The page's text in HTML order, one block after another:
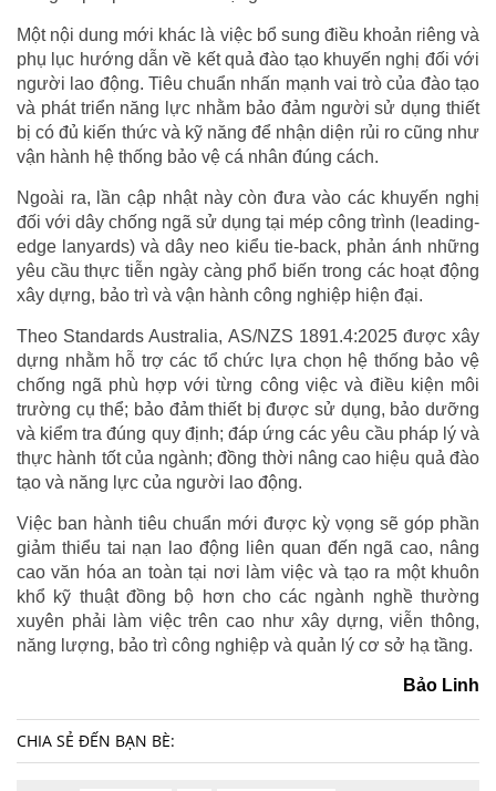
Một nội dung mới khác là việc bổ sung điều khoản riêng và
phụ lục hướng dẫn về kết quả đào tạo khuyến nghị đối với
người lao động. Tiêu chuẩn nhấn mạnh vai trò của đào tạo
và phát triển năng lực nhằm bảo đảm người sử dụng thiết
bị có đủ kiến thức và kỹ năng để nhận diện rủi ro cũng như
vận hành hệ thống bảo vệ cá nhân đúng cách.
Ngoài ra, lần cập nhật này còn đưa vào các khuyến nghị
đối với dây chống ngã sử dụng tại mép công trình (leading-
edge lanyards) và dây neo kiểu tie-back, phản ánh những
yêu cầu thực tiễn ngày càng phổ biến trong các hoạt động
xây dựng, bảo trì và vận hành công nghiệp hiện đại.
Theo Standards Australia, AS/NZS 1891.4:2025 được xây
dựng nhằm hỗ trợ các tổ chức lựa chọn hệ thống bảo vệ
chống ngã phù hợp với từng công việc và điều kiện môi
trường cụ thể; bảo đảm thiết bị được sử dụng, bảo dưỡng
và kiểm tra đúng quy định; đáp ứng các yêu cầu pháp lý và
thực hành tốt của ngành; đồng thời nâng cao hiệu quả đào
tạo và năng lực của người lao động.
Việc ban hành tiêu chuẩn mới được kỳ vọng sẽ góp phần
giảm thiểu tai nạn lao động liên quan đến ngã cao, nâng
cao văn hóa an toàn tại nơi làm việc và tạo ra một khuôn
khổ kỹ thuật đồng bộ hơn cho các ngành nghề thường
xuyên phải làm việc trên cao như xây dựng, viễn thông,
năng lượng, bảo trì công nghiệp và quản lý cơ sở hạ tầng.
Bảo Linh
CHIA SẺ ĐẾN BẠN BÈ: